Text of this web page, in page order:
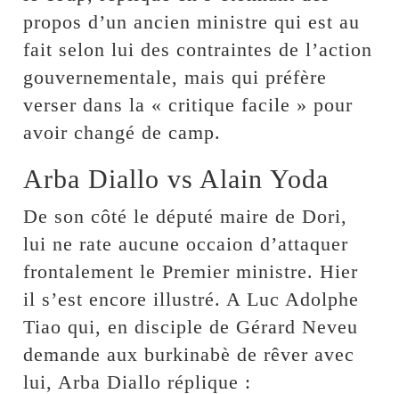
propos d’un ancien ministre qui est au
fait selon lui des contraintes de l’action
gouvernementale, mais qui préfère
verser dans la « critique facile » pour
avoir changé de camp.
Arba Diallo vs Alain Yoda
De son côté le député maire de Dori,
lui ne rate aucune occaion d’attaquer
frontalement le Premier ministre. Hier
il s’est encore illustré. A Luc Adolphe
Tiao qui, en disciple de Gérard Neveu
demande aux burkinabè de rêver avec
lui, Arba Diallo réplique :